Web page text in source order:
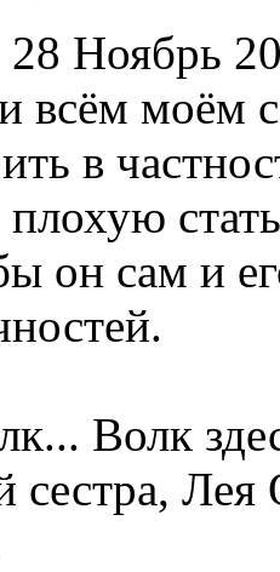
28 Ноябрь
всём моём
в
он сам и
Волк
сестра,